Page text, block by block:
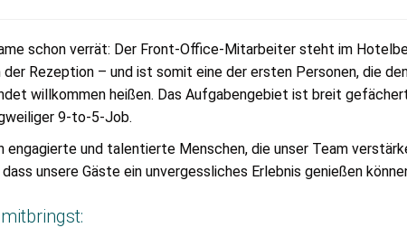
schon verrät: Der Front-Office-Mitarbeiter steht im
der Rezeption – und ist somit eine der ersten Personen, die
willkommen heißen. Das Aufgabengebiet ist breit
9-to-5-Job.
engagierte und talentierte Menschen, die unser Team
unsere Gäste ein unvergessliches Erlebnis genießen